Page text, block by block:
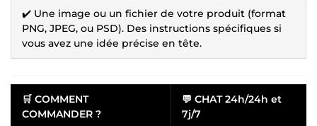
✔️ Une image ou un fichier de votre produit (format
PNG, JPEG, ou PSD). Des instructions spécifiques si
vous avez une idée précise en tête.
🛒 COMMENT
COMMANDER ?
💬 CHAT 24h/24h et
7j/7